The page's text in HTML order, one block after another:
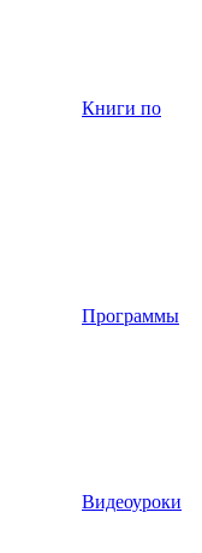
Книги по
Программы
Видеоуроки